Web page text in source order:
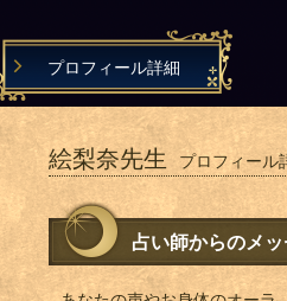
プロフィール詳細
絵梨奈先生 プロフィール
占い師からのメ